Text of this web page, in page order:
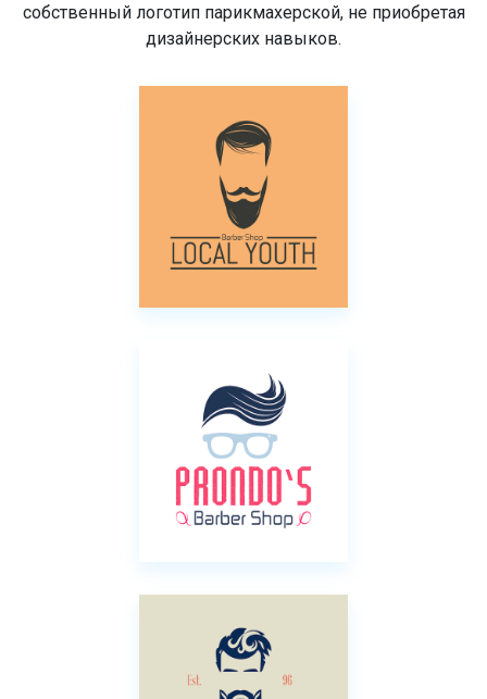
собственный логотип парикмахерской, не приобретая
дизайнерских навыков.